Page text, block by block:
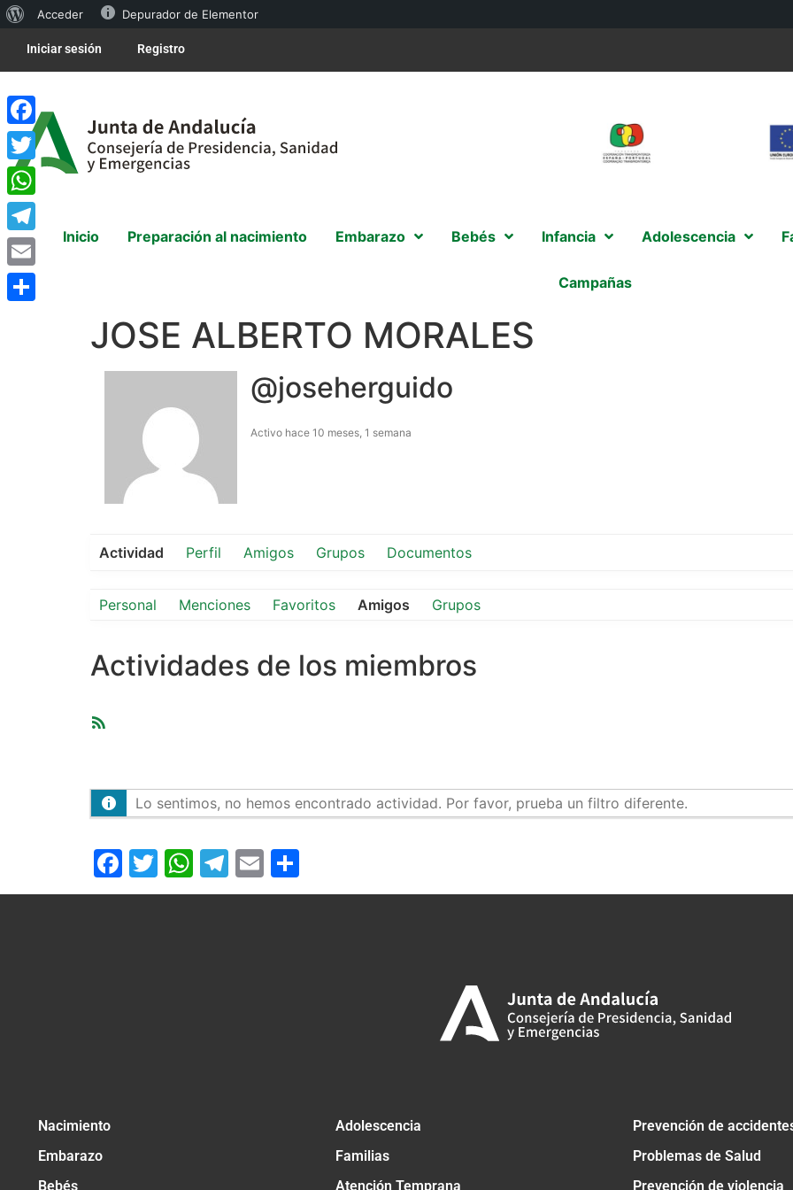
Acceder Depurador de Elementor
Iniciar sesión Registro
Inicio Preparación al nacimiento Embarazo Bebés Infancia Adolescencia
Campañas
JOSE ALBERTO MORALES
@joseherguido
Activo hace 10 meses, 1 semana
Actividad Perfil Amigos Grupos Documentos
Personal Menciones Favoritos Amigos Grupos
Actividades de los miembros
Lo sentimos, no hemos encontrado actividad. Por favor, prueba un filtro diferente.
Facebook
Twitter
WhatsApp
Telegram
Email
Nacimiento
Embarazo
Bebés
Adolescencia
Familias
Atención Temprana
Prevención de
Problemas de Salud
Prevención de violencia
Facebook
Twitter
WhatsApp
Telegram
Email